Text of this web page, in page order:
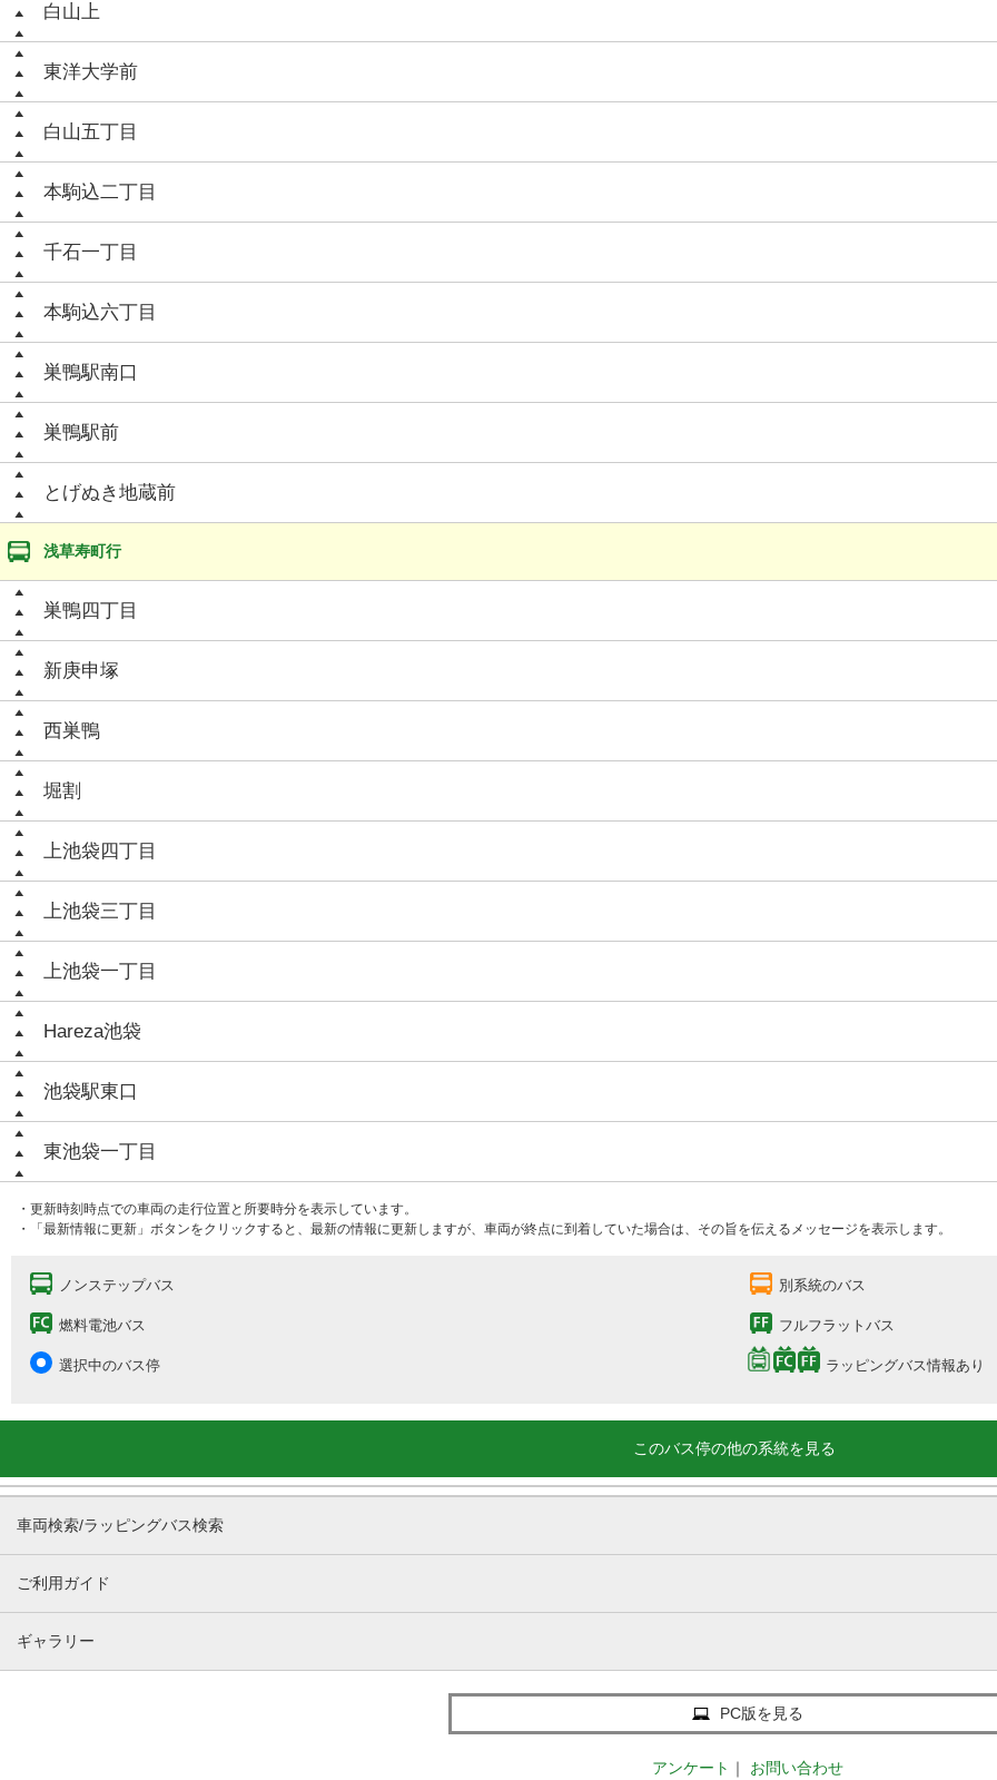
白山上
東洋大学前
白山五丁目
本駒込二丁目
千石一丁目
本駒込六丁目
巣鴨駅南口
巣鴨駅前
とげぬき地蔵前
浅草寿町行
巣鴨四丁目
新庚申塚
西巣鴨
堀割
上池袋四丁目
上池袋三丁目
上池袋一丁目
Hareza池袋
池袋駅東口
東池袋一丁目
・更新時刻時点での車両の走行位置と所要時分を表示しています。
・「最新情報に更新」ボタンをクリックすると、最新の情報に更新しますが、車両が終点に到着していた場合は、その旨を伝えるメッセージを表示します。
ノンステップバス 別系統のバス
燃料電池バス フルフラットバス
選択中のバス停 ラッピングバス情報あり
このバス停の他の系統を見る
車両検索/ラッピングバス検索
ご利用ガイド
ギャラリー
PC版を見る
アンケート ｜ お問い合わせ